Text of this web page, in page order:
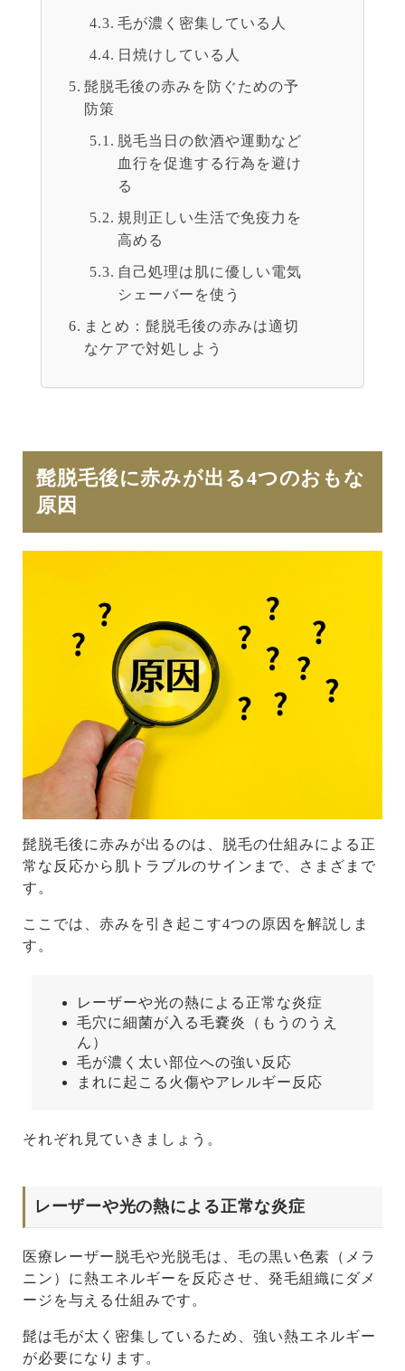
毛が濃く密集している人
日焼けしている人
髭脱毛後の赤みを防ぐための予
防策
脱毛当日の飲酒や運動など
血行を促進する行為を避け
る
規則正しい生活で免疫力を
高める
自己処理は肌に優しい電気
シェーバーを使う
まとめ：髭脱毛後の赤みは適切
なケアで対処しよう
髭脱毛後に赤みが出る4つのおもな
原因
髭脱毛後に赤みが出るのは、脱毛の仕組みによる正
常な反応から肌トラブルのサインまで、さまざまで
す。
ここでは、赤みを引き起こす4つの原因を解説しま
す。
レーザーや光の熱による正常な炎症
毛穴に細菌が入る毛嚢炎（もうのうえ
ん）
毛が濃く太い部位への強い反応
まれに起こる火傷やアレルギー反応
それぞれ見ていきましょう。
レーザーや光の熱による正常な炎症
医療レーザー脱毛や光脱毛は、毛の黒い色素（メラ
ニン）に熱エネルギーを反応させ、発毛組織にダメ
ージを与える仕組みです。
髭は毛が太く密集しているため、強い熱エネルギー
が必要になります。